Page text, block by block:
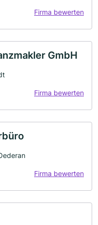
Firma bewerten
GmbH
Firma bewerten
Firma bewerten